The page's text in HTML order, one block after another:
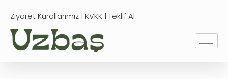
Ziyaret Kurallarımız | KVKK | Teklif Al